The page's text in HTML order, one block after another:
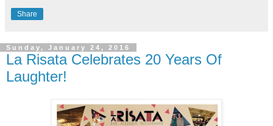
Share
Sunday, January 24, 2016
La Risata Celebrates 20 Years Of
Laughter!